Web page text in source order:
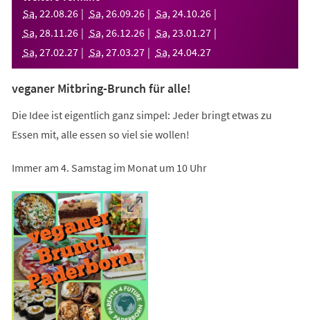
Sa, 22.08.26 Sa, 26.09.26 Sa, 24.10.26
Sa, 28.11 .26 Sa, 26.12.26 Sa, 23.01 .27
Sa, 27.02.27 Sa, 27.03.27 Sa, 24.04.27
veganer Mitbring-Brunch für alle!
Die Idee ist eigentlich ganz simpel: Jeder bringt etwas zu
Essen mit, alle essen so viel sie wollen!
Immer am 4. Samstag im Monat um 10 Uhr